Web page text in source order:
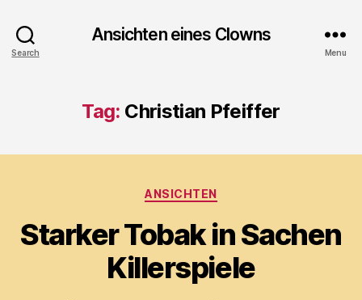
Search
Ansichten eines Clowns
Menu
Tag: Christian Pfeiffer
Categories
ANSICHTEN
Starker Tobak in Sachen
Killerspiele